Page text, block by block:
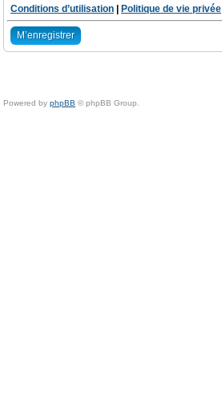
Conditions d’utilisation
Politique de vie privée
M’enregistrer
Powered by phpBB © phpBB Group.